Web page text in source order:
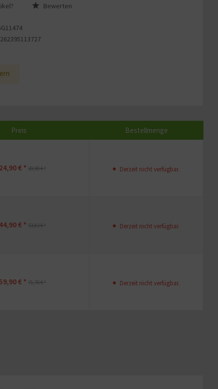
Bewerten
Preis Bestellmenge
24,90 € * 29,90 € * Derzeit nicht verfügbar.
44,90 € * 53,82 € * Derzeit nicht verfügbar.
€ * 71,76 € * Derzeit nicht verfügbar.